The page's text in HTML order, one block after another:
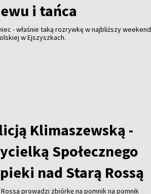
i tańca
- właśnie taką rozrywkę w najbliższy weekend
w Ejszyszkach.
Klimaszewską -
Społecznego
nad Starą Rossą
prowadzi zbiórkę na pomnik na pomnik